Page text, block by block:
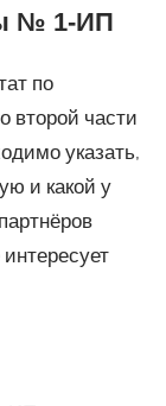
№ 1-ИП
по
второй части
указать,
и какой у